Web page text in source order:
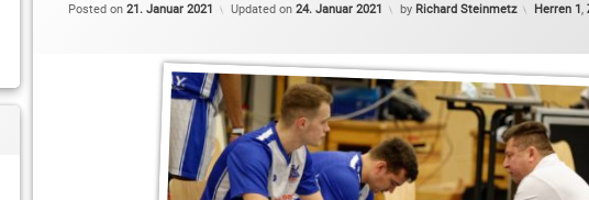
Posted on 21. Januar 2021 Updated on 24. Januar 2021 by Richard Steinmetz Herren 1 ,